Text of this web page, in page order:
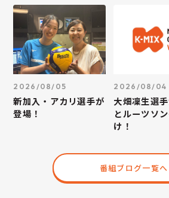
2026/08/05
新加入・アカリ選手が
登場！
2026/08/04
大畑凜生選
とルーツソ
け！
番組ブログ一覧へ